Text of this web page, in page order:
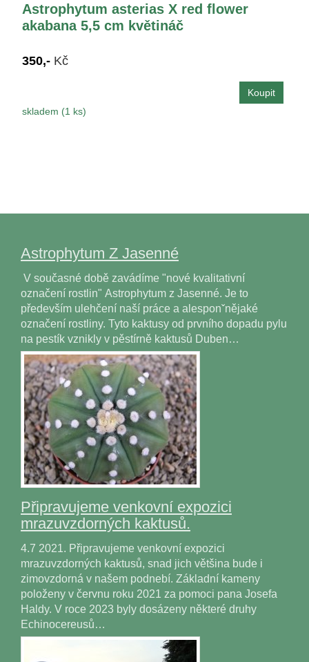
Astrophytum asterias X red flower
akabana 5,5 cm květináč
350,- Kč
skladem (1 ks)
Astrophytum Z Jasenné
V současné době zavádíme "nové kvalitativní
označení rostlin" Astrophytum z Jasenné. Je to
především ulehčení naší práce a alesponˇnějaké
označení rostliny. Tyto kaktusy od prvního dopadu pylu
na pestík vznikly v pěstírně kaktusů Duben…
Připravujeme venkovní expozici
mrazuvzdorných kaktusů.
4.7 2021. Připravujeme venkovní expozici
mrazuvzdorných kaktusů, snad jich většina bude i
zimovzdorná v našem podnebí. Základní kameny
položeny v červnu roku 2021 za pomoci pana Josefa
Haldy. V roce 2023 byly dosázeny některé druhy
Echinocereusů…